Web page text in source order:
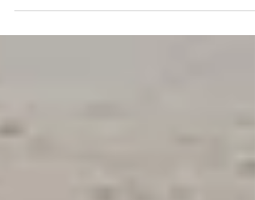
como impactos de um determinado investimento